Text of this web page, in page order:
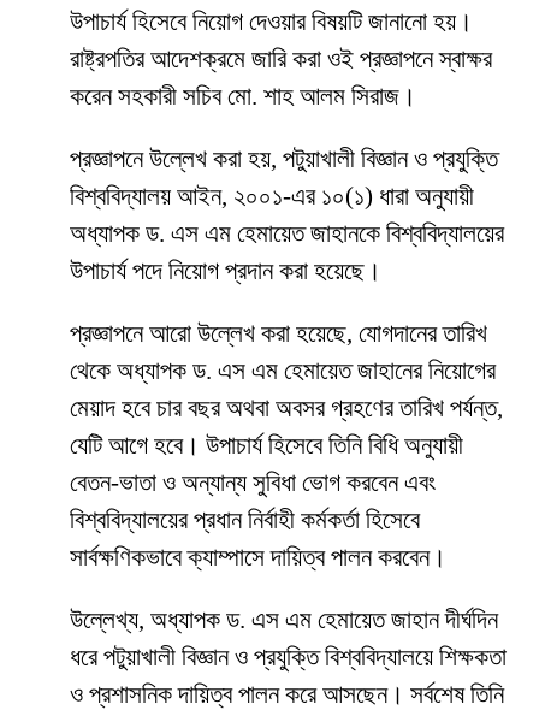
উপাচার্য হিসেবে নিয়োগ দেওয়ার বিষয়টি জানানো হয়।
রাষ্ট্রপতির আদেশক্রমে জারি করা ওই প্রজ্ঞাপনে স্বাক্ষর
করেন সহকারী সচিব মো. শাহ আলম সিরাজ।
প্রজ্ঞাপনে উল্লেখ করা হয়, পটুয়াখালী বিজ্ঞান ও প্রযুক্তি
বিশ্ববিদ্যালয় আইন, ২০০১-এর ১০(১) ধারা অনুযায়ী
অধ্যাপক ড. এস এম হেমায়েত জাহানকে বিশ্ববিদ্যালয়ের
উপাচার্য পদে নিয়োগ প্রদান করা হয়েছে।
প্রজ্ঞাপনে আরো উল্লেখ করা হয়েছে, যোগদানের তারিখ
থেকে অধ্যাপক ড. এস এম হেমায়েত জাহানের নিয়োগের
মেয়াদ হবে চার বছর অথবা অবসর গ্রহণের তারিখ পর্যন্ত,
যেটি আগে হবে। উপাচার্য হিসেবে তিনি বিধি অনুযায়ী
বেতন-ভাতা ও অন্যান্য সুবিধা ভোগ করবেন এবং
বিশ্ববিদ্যালয়ের প্রধান নির্বাহী কর্মকর্তা হিসেবে
সার্বক্ষণিকভাবে ক্যাম্পাসে দায়িত্ব পালন করবেন।
উল্লেখ্য, অধ্যাপক ড. এস এম হেমায়েত জাহান দীর্ঘদিন
ধরে পটুয়াখালী বিজ্ঞান ও প্রযুক্তি বিশ্ববিদ্যালয়ে শিক্ষকতা
ও প্রশাসনিক দায়িত্ব পালন করে আসছেন। সর্বশেষ তিনি